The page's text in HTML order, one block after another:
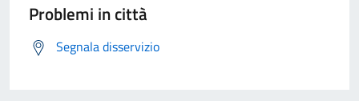
Problemi in città
Segnala disservizio